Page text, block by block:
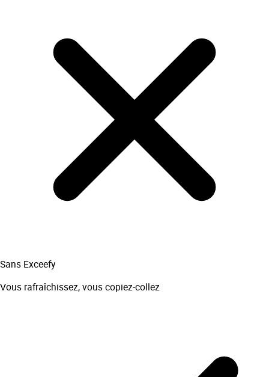
Sans Exceefy
Vous rafraîchissez, vous copiez-collez